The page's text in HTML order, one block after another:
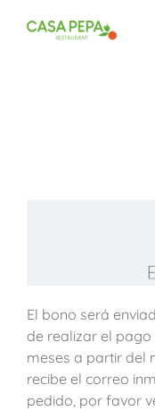
El bono será
de realizar el pago
meses a partir del
recibe el correo
pedido, por favor